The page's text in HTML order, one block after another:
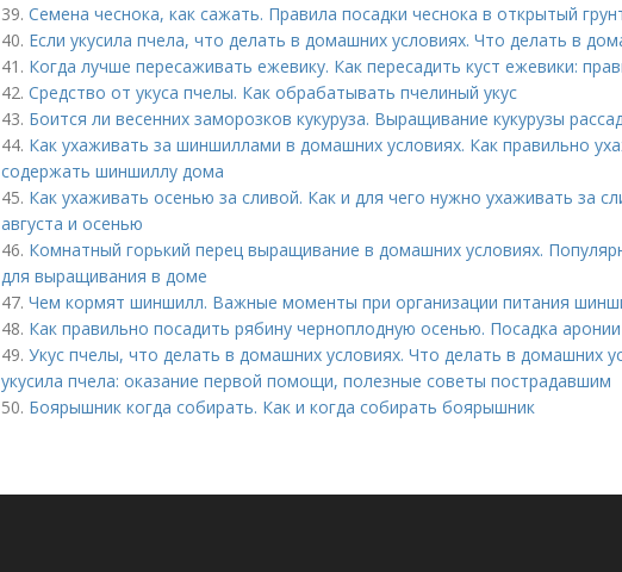
39. Семена чеснока, как сажать. Правила посадки чеснока в открытый
40. Если укусила пчела, что делать в домашних условиях. Что делать в
41. Когда лучше пересаживать ежевику. Как пересадить куст ежевики:
42. Средство от укуса пчелы. Как обрабатывать пчелиный укус
43. Боится ли весенних заморозков кукуруза. Выращивание кукурузы
44. Как ухаживать за шиншиллами в домашних условиях. Как правильно
содержать шиншиллу дома
45. Как ухаживать осенью за сливой. Как и для чего нужно ухаживать за
августа и осенью
46. Комнатный горький перец выращивание в домашних условиях.
для выращивания в доме
47. Чем кормят шиншилл. Важные моменты при организации питания
48. Как правильно посадить рябину черноплодную осенью. Посадка
49. Укус пчелы, что делать в домашних условиях. Что делать в домашних
укусила пчела: оказание первой помощи, полезные советы пострадавшим
50. Боярышник когда собирать. Как и когда собирать боярышник